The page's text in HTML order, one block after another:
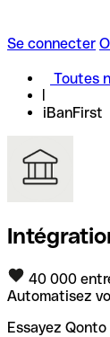
Se connecter
Toutes
iBanFirst
40 000
Automatisez
Essayez